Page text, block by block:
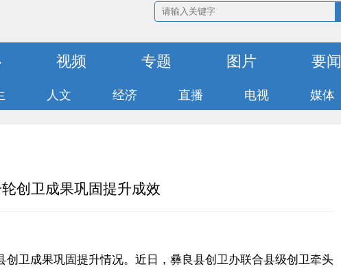
视频 专题 图片 要闻
人文 经济 直播 电视 媒体
创卫成果巩固提升成效
创卫成果巩固提升情况。近日，彝良县创卫办联合县级创卫牵头